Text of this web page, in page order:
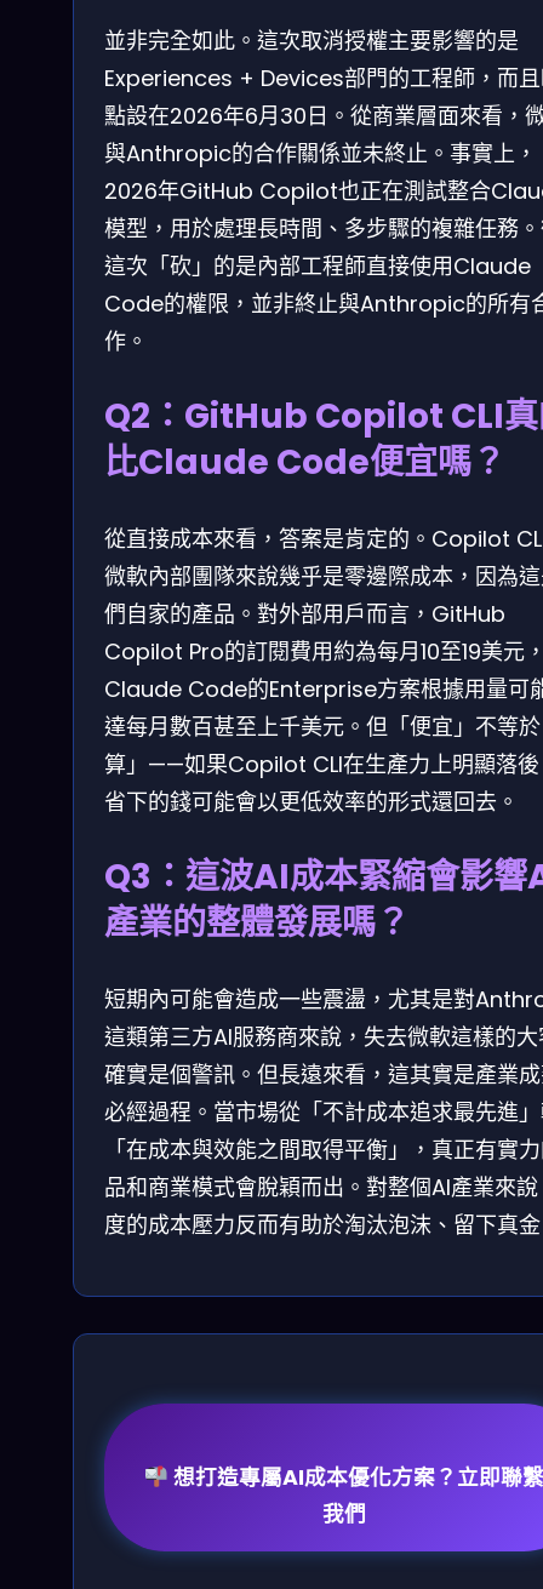
並非完全如此。這次取消授權主要影響的是
Experiences + Devices部門的工程師，而
點設在2026年6月30日。從商業層面來看，
與Anthropic的合作關係並未終止。事實上，
2026年GitHub Copilot也正在測試整合
模型，用於處理長時間、多步驟的複雜任務
這次「砍」的是內部工程師直接使用Claude
Code的權限，並非終止與Anthropic的所有
作。
Q2：GitHub Copilot CLI
比Claude Code便宜嗎？
從直接成本來看，答案是肯定的。Copilot
微軟內部團隊來說幾乎是零邊際成本，因為
們自家的產品。對外部用戶而言，GitHub
Copilot Pro的訂閱費用約為每月10至19美元
Claude Code的Enterprise方案根據用量可
達每月數百甚至上千美元。但「便宜」不等
算」——如果Copilot CLI在生產力上明顯落
省下的錢可能會以更低效率的形式還回去。
Q3：這波AI成本緊縮會影響
產業的整體發展嗎？
短期內可能會造成一些震盪，尤其是對
這類第三方AI服務商來說，失去微軟這樣的
確實是個警訊。但長遠來看，這其實是產業
必經過程。當市場從「不計成本追求最先進
「在成本與效能之間取得平衡」，真正有實
品和商業模式會脫穎而出。對整個AI產業來
度的成本壓力反而有助於淘汰泡沫、留下真
想打造專屬AI成本優化方案？立即聯
我們